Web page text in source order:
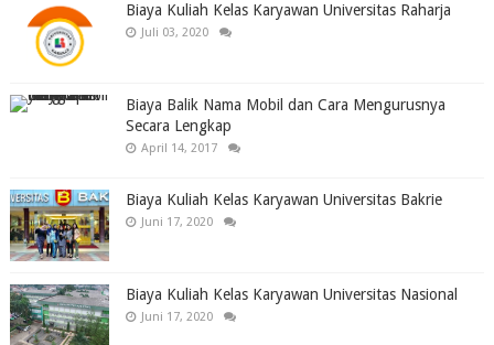
Biaya Kuliah Kelas Karyawan Universitas Raharja
Juli 03, 2020
Biaya Balik Nama Mobil dan Cara Mengurusnya
Secara Lengkap
April 14, 2017
Biaya Kuliah Kelas Karyawan Universitas Bakrie
Juni 17, 2020
Biaya Kuliah Kelas Karyawan Universitas Nasional
Juni 17, 2020